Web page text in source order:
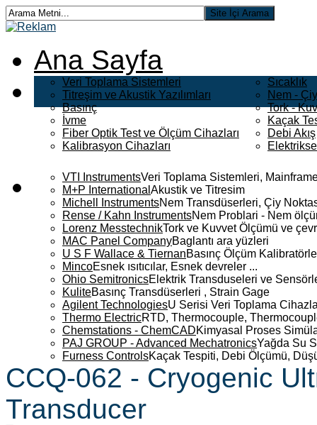
Ana Sayfa
Veri Toplama Sistemleri
Titreşim ve Akustik Yazılımları
Basınç
İvme
Fiber Optik Test ve Ölçüm Cihazları
Kalibrasyon Cihazları
Sıcaklık
Nem -
Tork -
Kaçak
Debi Akış
VTI InstrumentsVeri Toplama Sistemleri,
M+P International Akustik ve Titresim
Michell InstrumentsNem Transdüserleri, Çiy
Rense / Kahn InstrumentsNem Problari - Nem
Lorenz MesstechnikTork ve Kuvvet Ölçümü ve
MAC Panel CompanyBaglantı ara yüzleri
U S F Wallace & TiernanBasınç Ölçüm
MincoEsnek ısıtıcılar, Esnek devreler ...
Ohio SemitronicsElektrik Transduseleri ve
KuliteBasınç Transdüserleri , Strain Gage
Agilent TechnologiesU Serisi Veri Toplama
Thermo ElectricRTD, Thermocouple,
Chemstations - ChemCADKimyasal Proses
PAJ GROUP - Advanced MechatronicsYağda Su
Furness ControlsKaçak Tespiti, Debi Ölçümü,
CCQ-062 - Cryogenic
Transducer